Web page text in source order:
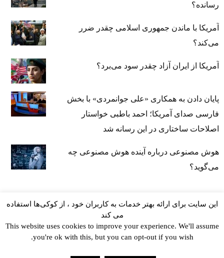
رسانده؟
آمریکا با ماندن جمهوری اسلامی چقدر ضرر
می‌کند؟
آمریکا از ایران آزاد چقدر سود می‌برد؟
پایان دادن به همکاری «علی جوانمردی» با بخش
فارسی صدای آمریکا؛ احمد باطبی خواستار
اصلاحات ساختاری در این رسانه شد
هوش مصنوعی درباره آینده هوش مصنوعی چه
می‌گوید؟
این سایت برای ارائه بهتر خدمات به کاربران خود ، از کوکی‌ها استفاده
می کند
This website uses cookies to improve your experience. We'll assume
you're ok with this, but you can opt-out if you wish.